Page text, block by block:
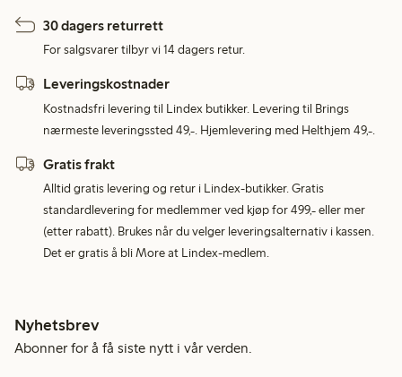
30 dagers returrett
For salgsvarer tilbyr vi 14 dagers retur.
Leveringskostnader
Kostnadsfri levering til Lindex butikker. Levering til Brings
nærmeste leveringssted 49,-. Hjemlevering med Helthjem 49,-.
Gratis frakt
Alltid gratis levering og retur i Lindex-butikker. Gratis
standardlevering for medlemmer ved kjøp for 499,- eller mer
(etter rabatt). Brukes når du velger leveringsalternativ i kassen.
Det er gratis å bli More at Lindex-medlem.
Nyhetsbrev
Abonner for å få siste nytt i vår verden.